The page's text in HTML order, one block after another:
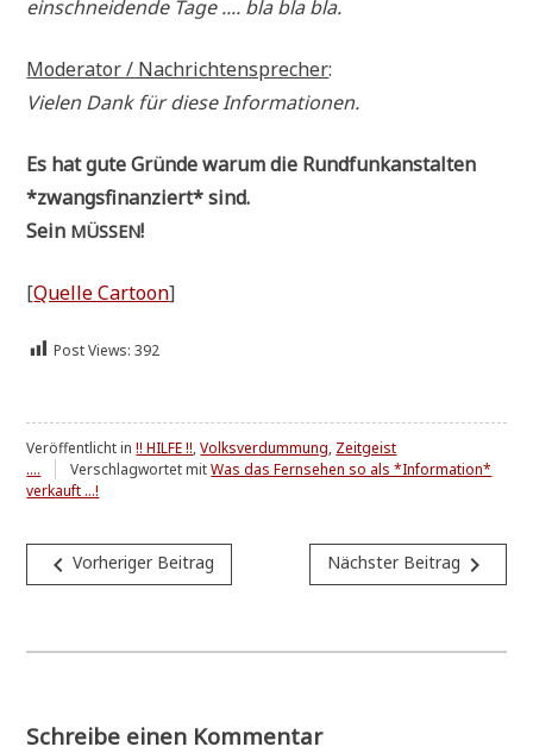
ein­schnei­den­de Tage .... bla bla bla.
Mode­ra­tor / Nach­rich­ten­spre­cher:
Vie­len Dank für die­se Infor­ma­tio­nen.
Es hat gute Grün­de war­um die Rund­funk­an­stal­ten
*zwangs­fi­nan­ziert* sind.
Sein MÜSSEN!
[Quel­le Car­toon]
Post Views: 392
Veröffentlicht in!! HILFE !!,Volksverdummung, Zeitgeist
....
Verschlagwortet mitWas das Fernsehen so als *Information*
verkauft ...!
Beitragsnavigation
navigate_beforeVorheriger Beitrag Nächster Beitrag navigate_next
Schreibe einen Kommentar